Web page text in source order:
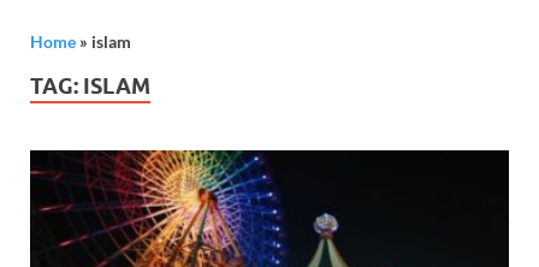
Home » islam
TAG: ISLAM